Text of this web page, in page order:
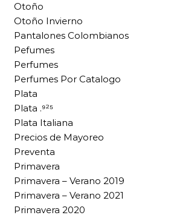
Otoño
Otoño Invierno
Pantalones Colombianos
Pefumes
Perfumes
Perfumes Por Catalogo
Plata
Plata .⁹²⁵
Plata Italiana
Precios de Mayoreo
Preventa
Primavera
Primavera – Verano 2019
Primavera – Verano 2021
Primavera 2020